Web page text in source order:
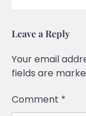
Leave a Reply
Your email
fields are
Comment *